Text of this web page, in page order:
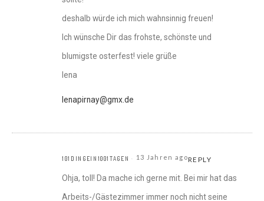
deshalb würde ich mich wahnsinnig freuen!
Ich wünsche Dir das frohste, schönste und
blumigste osterfest! viele grüße
lena
lenapirnay@gmx.de
101DINGEIN1001TAGEN 13 Jahren agoREPLY
Ohja, toll! Da mache ich gerne mit. Bei mir hat das
Arbeits-/Gästezimmer immer noch nicht seine